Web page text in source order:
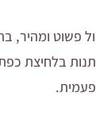
פשוט ומהיר,
בלחיצת